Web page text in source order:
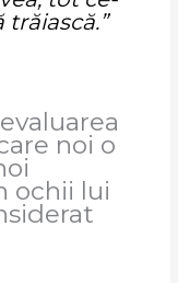
trăiască.”
noi o
ochii lui